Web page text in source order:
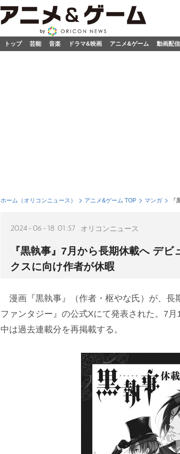
トップ 芸能 音楽 ドラマ&映画 アニメ&ゲーム 動画配
ホーム（オリコンニュース） アニメ&ゲーム TOP マンガ
2024-06-18 01:57 オリコンニュース
『黒執事』7月から長期休載へ デ
クスに向け作者が休暇
漫画『黒執事』（作者・枢やな氏）が、長
ファンタジー』の公式Xにて発表された。7
中は過去連載分を再掲載する。